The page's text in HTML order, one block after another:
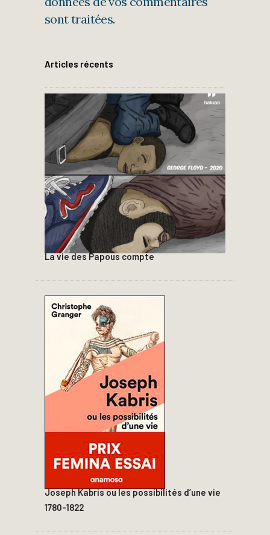
sont traitées.
Articles récents
La vie des Papous compte
Joseph Kabris ou les possibilités d’une vie
1780-1822